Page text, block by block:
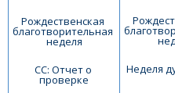
Рождественская
благотворительная
неделя
СС: Отчет о
проверке
Неделя